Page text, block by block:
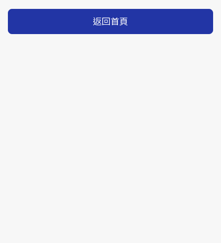
返回首頁